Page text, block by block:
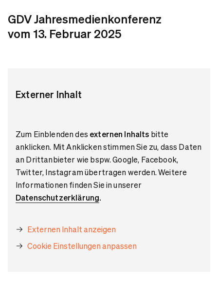
GDV Jahresmedienkonferenz
vom 13. Februar 2025
Externer Inhalt
Zum Einblenden des externen Inhalts bitte
anklicken. Mit Anklicken stimmen Sie zu, dass Daten
an Drittanbieter wie bspw. Google, Facebook,
Twitter, Instagram übertragen werden. Weitere
Informationen finden Sie in unserer
Datenschutzerklärung.
Externen Inhalt anzeigen
Cookie Einstellungen anpassen